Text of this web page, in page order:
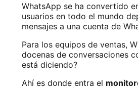
WhatsApp se ha convertido
usuarios en todo el mundo
mensajes a una cuenta de
Para los equipos de ventas,
docenas de conversaciones
está diciendo?
Ahí es donde entra el